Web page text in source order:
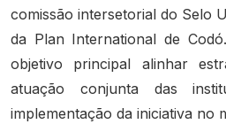
comissão intersetorial do Selo
da Plan International de
objetivo principal alinhar
atuação conjunta das
implementação da iniciativa no